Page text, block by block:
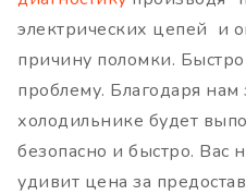
электрических цепей и
причину поломки.
проблему. Благодаря нам
холодильнике будет
безопасно и быстро. Вас
удивит цена за